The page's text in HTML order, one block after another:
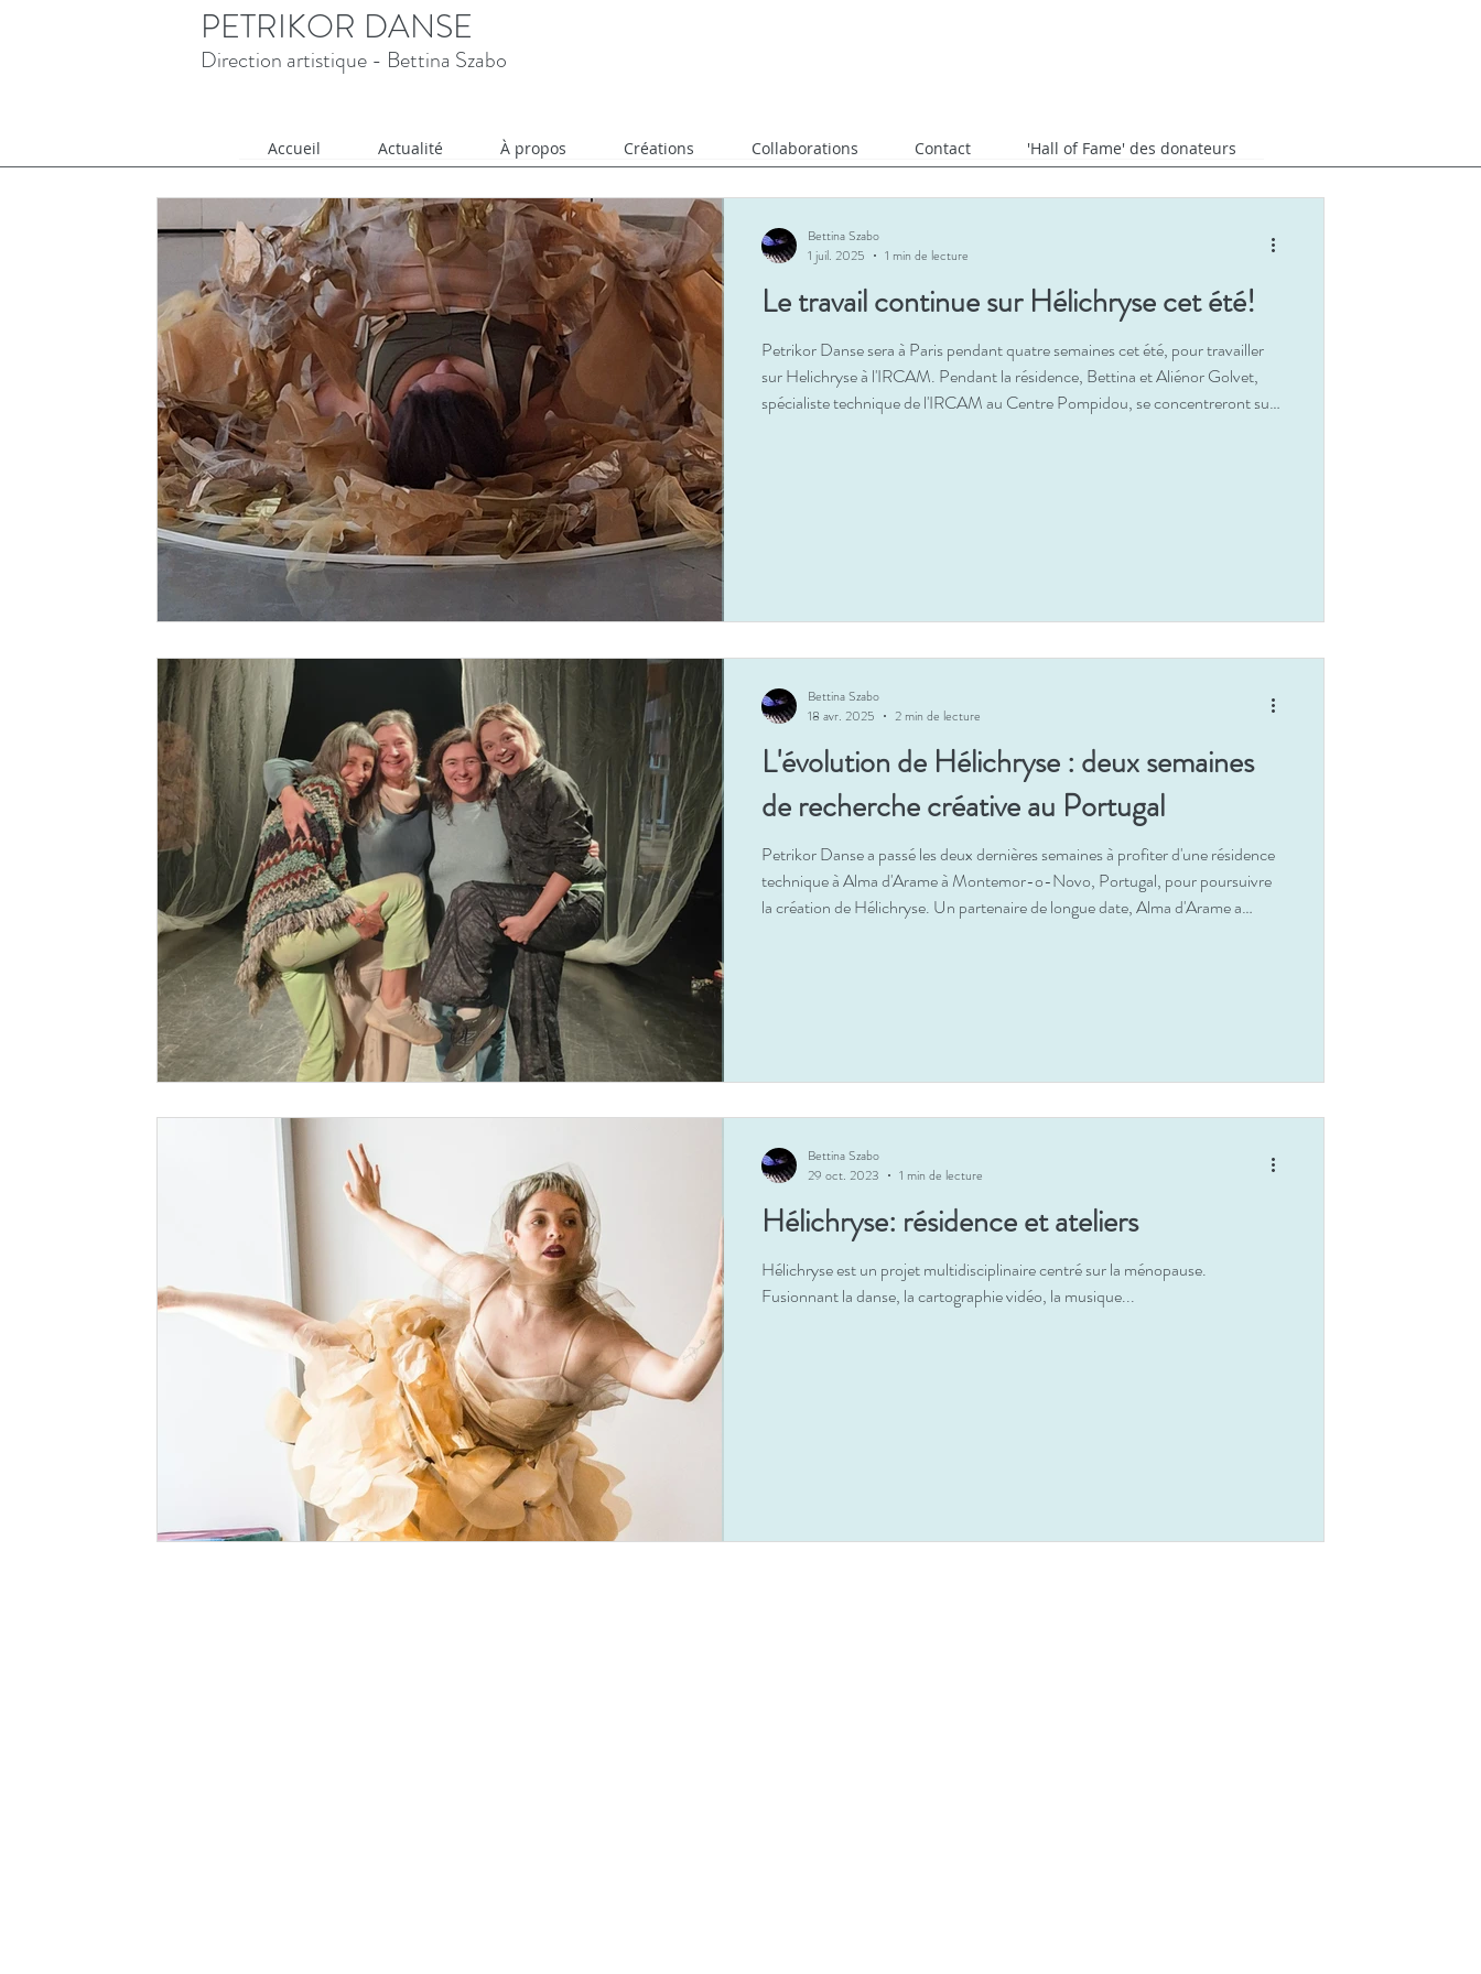
PETRIKOR DANSE
Direction artistique - Bettina Szabo
Accueil Actualité À propos Créations Collaborations Contact 'Hall of Fame' des donateurs
Le travail continue sur Hélichryse cet été!
Petrikor Danse sera à Paris pendant quatre semaines cet été, pour travailler
sur Helichryse à l'IRCAM. Pendant la résidence, Bettina et Aliénor Golvet,
spécialiste technique de l'IRCAM au Centre Pompidou, se concentreront sur
Bettina Szabo
1 juil. 2025
1 min de lecture
L'évolution de Hélichryse : deux semaines
de recherche créative au Portugal
Petrikor Danse a passé les deux dernières semaines à profiter d'une résidence
technique à Alma d'Arame à Montemor-o-Novo, Portugal, pour poursuivre
la création de Hélichryse. Un partenaire de longue date, Alma d'Arame a
Bettina Szabo
18 avr. 2025
2 min de lecture
Hélichryse: résidence et ateliers
Hélichryse est un projet multidisciplinaire centré sur la ménopause.
Fusionnant la danse, la cartographie vidéo, la musique...
Bettina Szabo
29 oct. 2023
1 min de lecture